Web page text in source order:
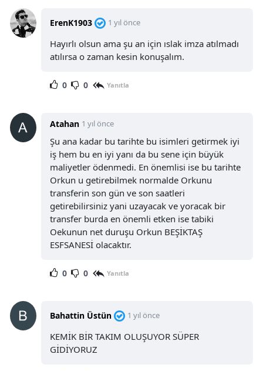
ErenK1903 1 yıl önce
Hayırlı olsun ama şu an için ıslak imza atılmadı
atılırsa o zaman kesin konuşalım.
0 0 Yanıtla
Atahan 1 yıl önce
Şu ana kadar bu tarihte bu isimleri getirmek iyi
iş hem bu en iyi yanı da bu sene için büyük
maliyetler ödenmedi. En önemlisi ise bu tarihte
Orkun u getirebilmek normalde Orkunu
transferin son gün ve son saatleri
getirebilirsiniz yani uzayacak ve yoracak bir
transfer burda en önemli etken ise tabiki
Oekunun net duruşu Orkun BEŞİKTAŞ
ESFSANESİ olacaktır.
0 0 Yanıtla
Bahattin Üstün 1 yıl önce
KEMİK BİR TAKIM OLUŞUYOR SÜPER
GİDİYORUZ